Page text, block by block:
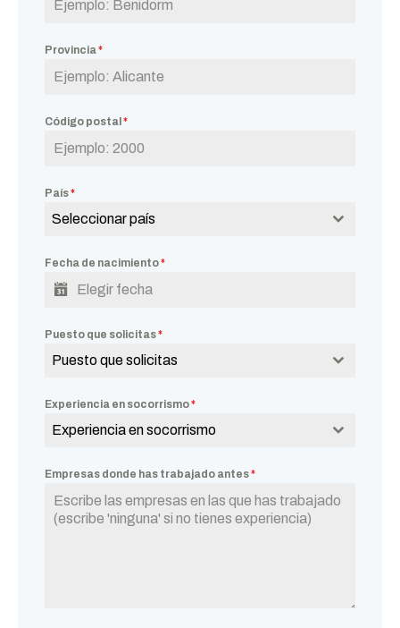
Provincia*
Código postal *
País*
Seleccionar país
Fecha de nacimiento*
Puesto que solicitas*
Puesto que solicitas
Experiencia en socorrismo*
Experiencia en socorrismo
Empresas donde has trabajado antes*